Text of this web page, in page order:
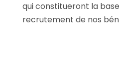
qui constitueront la
recrutement de nos